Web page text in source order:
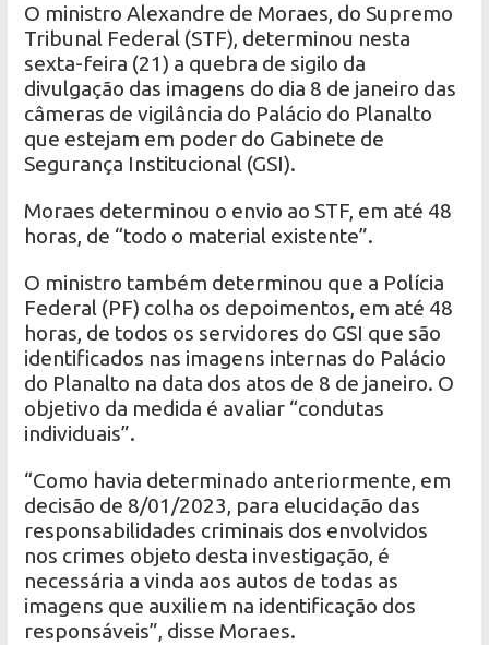
O ministro Alexandre de Moraes, do Supremo
Tribunal Federal (STF), determinou nesta
sexta-feira (21) a quebra de sigilo da
divulgação das imagens do dia 8 de janeiro das
câmeras de vigilância do Palácio do Planalto
que estejam em poder do Gabinete de
Segurança Institucional (GSI).
Moraes determinou o envio ao STF, em até 48
horas, de “todo o material existente”.
O ministro também determinou que a Polícia
Federal (PF) colha os depoimentos, em até 48
horas, de todos os servidores do GSI que são
identificados nas imagens internas do Palácio
do Planalto na data dos atos de 8 de janeiro. O
objetivo da medida é avaliar “condutas
individuais”.
“Como havia determinado anteriormente, em
decisão de 8/01/2023, para elucidação das
responsabilidades criminais dos envolvidos
nos crimes objeto desta investigação, é
necessária a vinda aos autos de todas as
imagens que auxiliem na identificação dos
responsáveis”, disse Moraes.